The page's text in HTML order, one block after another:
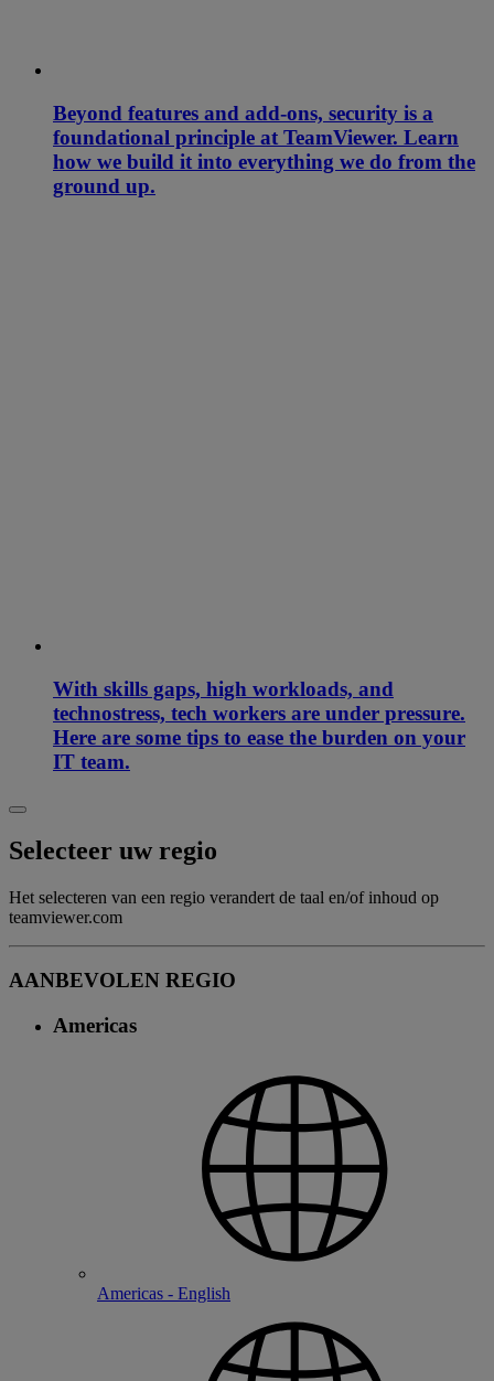
Beyond features and add-ons, security is a
foundational principle at TeamViewer. Learn
how we build it into everything we do from the
ground up.
With skills gaps, high workloads, and
technostress, tech workers are under pressure.
Here are some tips to ease the burden on your
IT team.
Selecteer uw regio
Het selecteren van een regio verandert de taal en/of inhoud op
teamviewer.com
AANBEVOLEN REGIO
Americas
Americas - English